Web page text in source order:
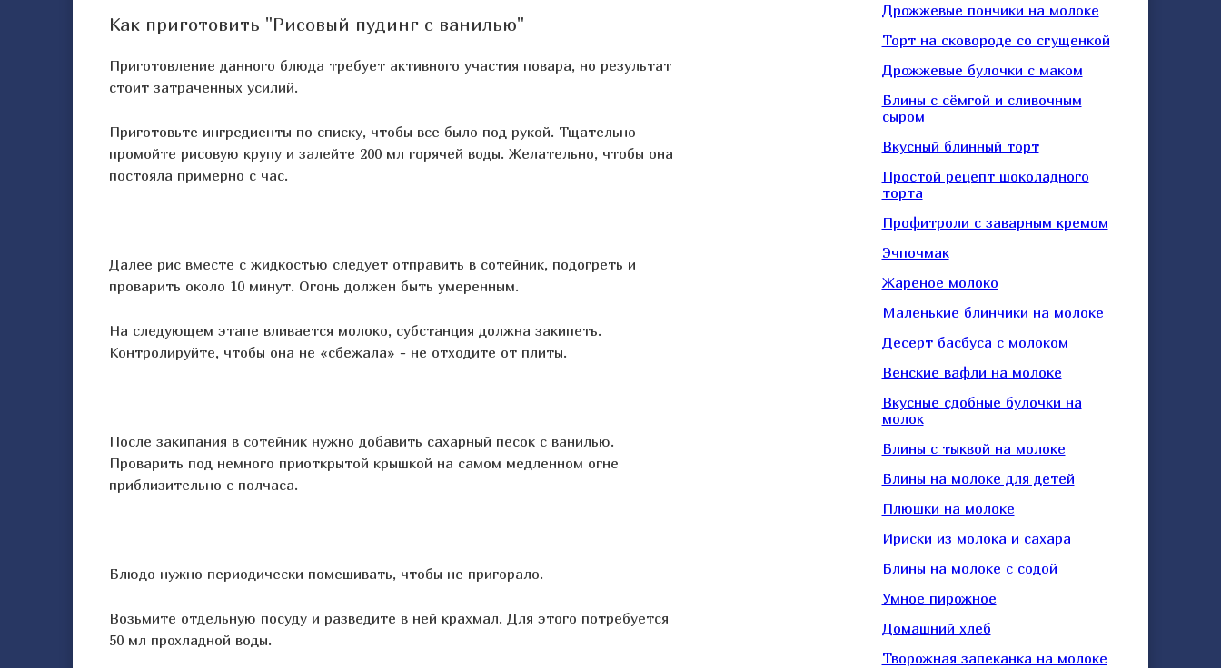
Как приготовить "Рисовый пудинг с ванилью"
Приготовление данного блюда требует активного участия повара, но результат
стоит затраченных усилий.
Приготовьте ингредиенты по списку, чтобы все было под рукой. Тщательно
промойте рисовую крупу и залейте 200 мл горячей воды. Желательно, чтобы она
постояла примерно с час.
Далее рис вместе с жидкостью следует отправить в сотейник, подогреть и
проварить около 10 минут. Огонь должен быть умеренным.
На следующем этапе вливается молоко, субстанция должна закипеть.
Контролируйте, чтобы она не «сбежала» - не отходите от плиты.
После закипания в сотейник нужно добавить сахарный песок с ванилью.
Проварить под немного приоткрытой крышкой на самом медленном огне
приблизительно с полчаса.
Блюдо нужно периодически помешивать, чтобы не пригорало.
Возьмите отдельную посуду и разведите в ней крахмал. Для этого потребуется
50 мл прохладной воды.
Дрожжевые пончики на молоке
Торт на сковороде со сгущенкой
Дрожжевые булочки с маком
Блины с сёмгой и сливочным
сыром
Вкусный блинный торт
Простой рецепт шоколадного
торта
Профитроли с заварным кремом
Эчпочмак
Жареное молоко
Маленькие блинчики на молоке
Десерт басбуса с молоком
Венские вафли на молоке
Вкусные сдобные булочки на
молок
Блины с тыквой на молоке
Блины на молоке для детей
Плюшки на молоке
Ириски из молока и сахара
Блины на молоке с содой
Умное пирожное
Домашний хлеб
Творожная запеканка на молоке